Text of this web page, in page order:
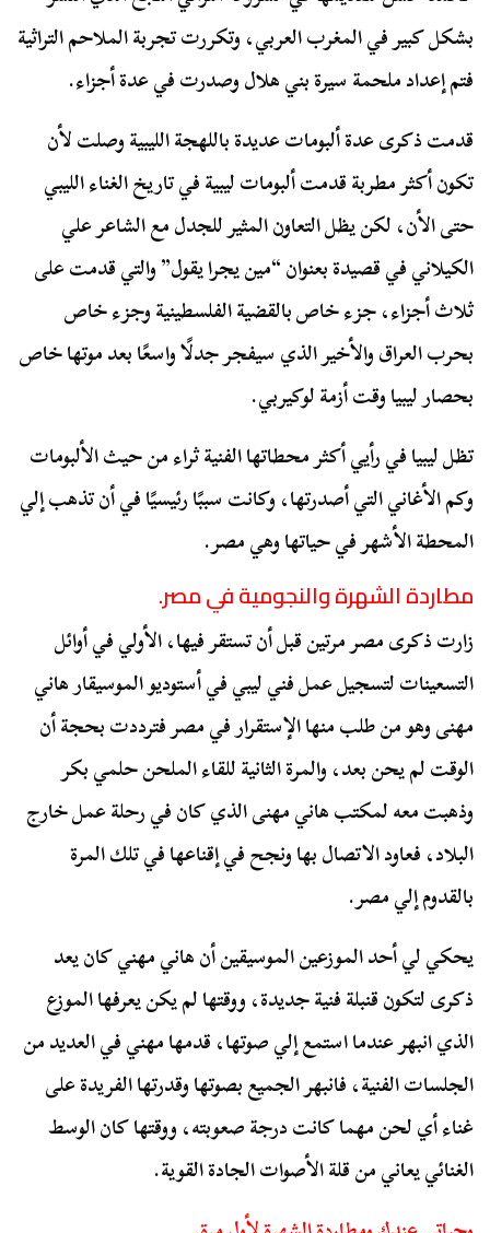
بشكل كبير في المغرب العربي، وتكررت تجربة الملاحم التراثية
فتم إعداد ملحمة سيرة بني هلال وصدرت في عدة أجزاء.
قدمت ذكرى عدة ألبومات عديدة باللهجة الليبية وصلت لأن
تكون أكثر مطربة قدمت ألبومات ليبية في تاريخ الغناء الليبي
حتى الأن، لكن يظل التعاون المثير للجدل مع الشاعر علي
الكيلاني في قصيدة بعنوان “مين يجرا يقول” والتي قدمت على
ثلاث أجزاء، جزء خاص بالقضية الفلسطينية وجزء خاص
بحرب العراق والأخير الذي سيفجر جدلًا واسعًا بعد موتها خاص
بحصار ليبيا وقت أزمة لوكيربي.
تظل ليبيا في رأيي أكثر محطاتها الفنية ثراء من حيث الألبومات
وكم الأغاني التي أصدرتها، وكانت سببًا رئيسيًا في أن تذهب إلي
المحطة الأشهر في حياتها وهي مصر.
مطاردة الشهرة والنجومية في مصر.
زارت ذكرى مصر مرتين قبل أن تستقر فيها، الأولي في أوائل
التسعينات لتسجيل عمل فني ليبي في أستوديو الموسيقار هاني
مهنى وهو من طلب منها الإستقرار في مصر فترددت بحجة أن
الوقت لم يحن بعد، والمرة الثانية للقاء الملحن حلمي بكر
وذهبت معه لمكتب هاني مهنى الذي كان في رحلة عمل خارج
البلاد، فعاود الاتصال بها ونجح في إقناعها في تلك المرة
بالقدوم إلي مصر.
يحكي لي أحد الموزعين الموسيقين أن هاني مهني كان يعد
ذكرى لتكون قنبلة فنية جديدة، ووقتها لم يكن يعرفها الموزع
الذي انبهر عندما استمع إلي صوتها، قدمها مهني في العديد من
الجلسات الفنية، فانبهر الجميع بصوتها وقدرتها الفريدة على
غناء أي لحن مهما كانت درجة صعوبته، ووقتها كان الوسط
الغنائي يعاني من قلة الأصوات الجادة القوية.